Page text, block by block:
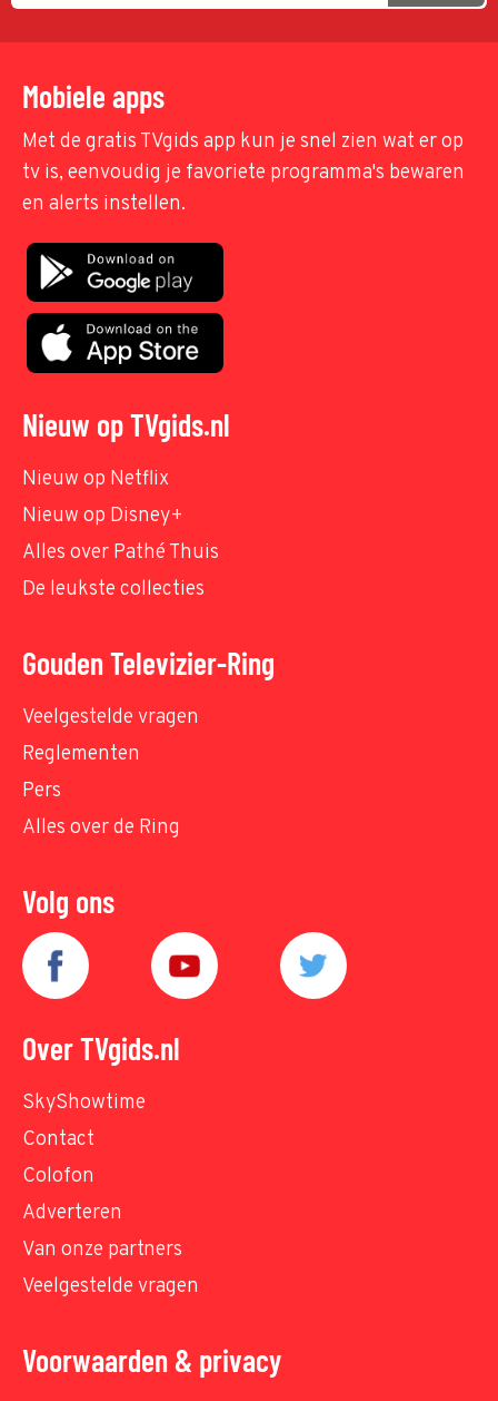
Mobiele apps
Met de gratis TVgids app kun je snel zien wat er op
tv is, eenvoudig je favoriete programma's bewaren
en alerts instellen.
Nieuw op TVgids.nl
Nieuw op Netflix
Nieuw op Disney+
Alles over Pathé Thuis
De leukste collecties
Gouden Televizier-Ring
Veelgestelde vragen
Reglementen
Pers
Alles over de Ring
Volg ons
Over TVgids.nl
SkyShowtime
Contact
Colofon
Adverteren
Van onze partners
Veelgestelde vragen
Voorwaarden & privacy